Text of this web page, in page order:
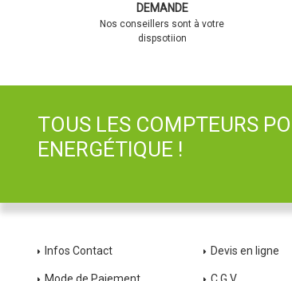
DEMANDE
Nos conseillers sont à votre
dispsotiion
TOUS LES COMPTEURS
ENERGÉTIQUE !
Infos Contact Devis en ligne